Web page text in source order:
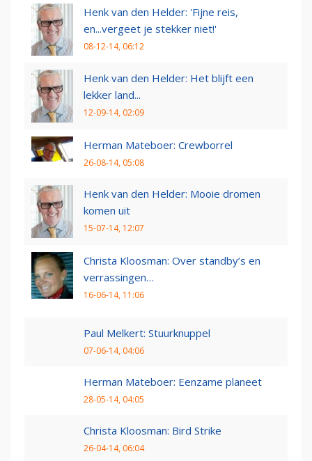
Henk van den Helder: 'Fijne reis,
en...vergeet je stekker niet!'
08-12-14, 06:12
Henk van den Helder: Het blijft een
lekker land...
12-09-14, 02:09
Herman Mateboer: Crewborrel
26-08-14, 05:08
Henk van den Helder: Mooie dromen
komen uit
15-07-14, 12:07
Christa Kloosman: Over standby’s en
verrassingen…
16-06-14, 11:06
Paul Melkert: Stuurknuppel
07-06-14, 04:06
Herman Mateboer: Eenzame planeet
28-05-14, 04:05
Christa Kloosman: Bird Strike
26-04-14, 06:04